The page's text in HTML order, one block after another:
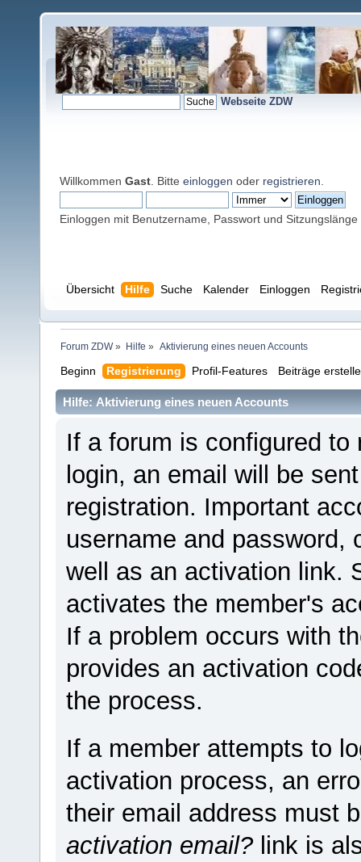
Webseite ZDW
Willkommen Gast . Bitte einloggen oder registrieren
Einloggen mit Benutzername, Passwort und Sitzungslänge
Übersicht Hilfe Suche Kalender Einloggen
Forum ZDW» Hilfe » Aktivierung eines neuen Accounts
Beginn Registrierung Profil-Features Beiträge
Hilfe: Aktivierung eines neuen Accounts
If a forum is configured
login, an email will be
registration. Important
username and password,
well as an activation link.
activates the member's
If a problem occurs with
provides an activation
the process.
If a member attempts to
activation process, an
their email address must
activation email?link is